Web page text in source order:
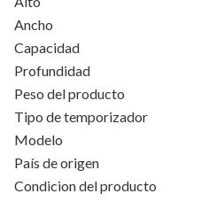
Ancho
Capacidad
Profundidad
Peso del producto
Tipo de temporizador
Modelo
País de origen
Condicion del producto